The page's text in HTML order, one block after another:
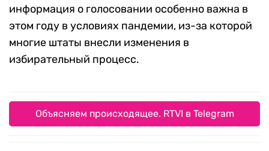
информация о голосовании особенно важна в
этом году в условиях пандемии, из-за которой
многие штаты внесли изменения в
избирательный процесс.
Объясняем происходящее. RTVI в Telegram